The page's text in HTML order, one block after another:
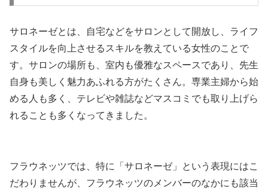
サロネーゼとは、自宅などをサロンとして開放し、ライフ
スタイルを向上させるスキルを教えている女性のことで
す。サロンの場所も、室内も優雅なスペースであり、先生
自身も美しく魅力あふれる方がたくさん。専業主婦から始
める人も多く、テレビや雑誌などマスコミでも取り上げら
れることも多くなってきました。
フラウネッツでは、特に「サロネーゼ」という表現にはこ
だわりませんが、フラウネッツのメンバーのなかにも該当